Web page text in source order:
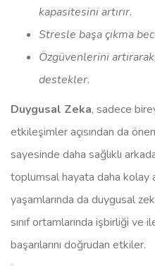
kapasitesini artırır.
Stresle başa çıkma
Özgüvenlerini
destekler.
Duygusal Zeka, sadece
etkileşimler açısından da
sayesinde daha sağlıklı
toplumsal hayata daha kolay
yaşamlarında da duygusal
sınıf ortamlarında işbirliği ve
başarılarını doğrudan etkiler.